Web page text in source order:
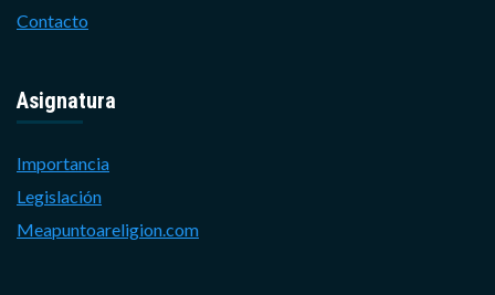
Contacto
Asignatura
Importancia
Legislación
Meapuntoareligion.com